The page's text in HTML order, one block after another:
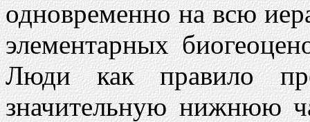
одновременно на всю
элементарных
Люди как правило
значительную нижнюю